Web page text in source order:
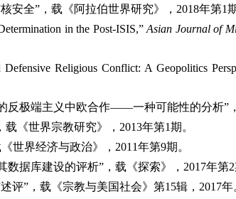
安全”，载《阿拉伯世界研究》， 2018年第1
in the Post-ISIS,”Asian Journal of
Religious Conflict: A Geopolitics
反极端主义中欧合作——一种可能性的分析”
《世界宗教研究》， 2013年第1期。
世界经济与政治》， 2011年第9期。
据库建设的评析”，载《探索》， 2017年第2
评”，载《宗教与美国社会》第15辑， 2017年